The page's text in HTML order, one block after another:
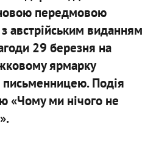
передмовою
австрійським виданням
29 березня на
ярмарку
письменницею. Подія
«Чому ми нічого не